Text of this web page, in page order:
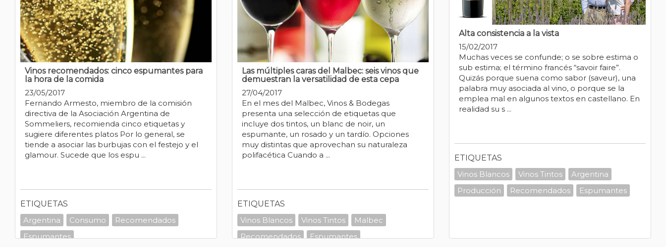
Vinos recomendados: cinco espumantes para
la hora de la comida
23/05/2017
Fernando Armesto, miembro de la comisión
directiva de la Asociación Argentina de
Sommeliers, recomienda cinco etiquetas y
sugiere diferentes platos Por lo general, se
tiende a asociar las burbujas con el festejo y el
glamour. Sucede que los espu ...
ETIQUETAS
Argentina
Consumo
Recomendados
Espumantes
Las múltiples caras del Malbec: seis vinos que
demuestran la versatilidad de esta cepa
27/04/2017
En el mes del Malbec, Vinos & Bodegas
presenta una selección de etiquetas que
incluye dos tintos, un blanc de noir, un
espumante, un rosado y un tardío. Opciones
muy distintas que aprovechan su naturaleza
polifacética Cuando a ...
ETIQUETAS
Vinos Blancos
Vinos Tintos
Malbec
Recomendados
Espumantes
Alta consistencia a la vista
15/02/2017
Muchas veces se confunde; o se sobre estima o
sub estima; el término francés “savoir faire”.
Quizás porque suena como sabor (saveur), una
palabra muy asociada al vino, o porque se la
emplea mal en algunos textos en castellano. En
realidad su s ...
ETIQUETAS
Vinos Blancos
Vinos Tintos
Argentina
Producción
Recomendados Espumantes